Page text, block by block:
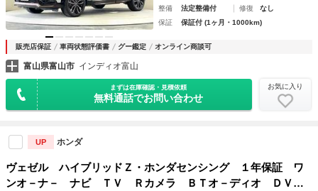
整備
法定整備付 修復
なし
保証
保証付 (1ヶ月・1000km)
販売店保証 車両状態評価書 グー鑑定 オンライン商談可
富山県富山市 インディオ富山
まずは在庫確認・見積依頼
無料通話でお問い合わせ
お気に入り
UP ホンダ
ヴェゼル ハイブリッドＺ・ホンダセンシング １年保証 ワ
ンオ－ナ－ ナビ ＴＶ Ｒカメラ ＢＴオ－ディオ ＤＶ